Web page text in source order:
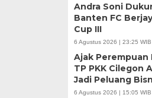
Andra Soni
Banten FC
Cup III
6 Agustus 2026 | 23:25 WIB
Ajak Perempuan
TP PKK Cilegon
Jadi Peluang
6 Agustus 2026 | 15:05 WIB